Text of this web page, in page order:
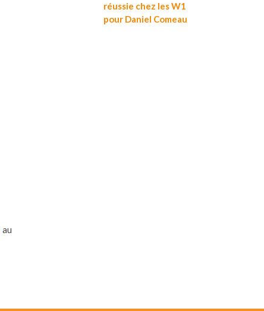
au
réussie chez les W1
pour Daniel Comeau